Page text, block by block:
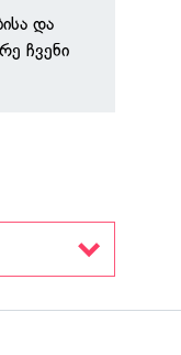
და
ჩვენი